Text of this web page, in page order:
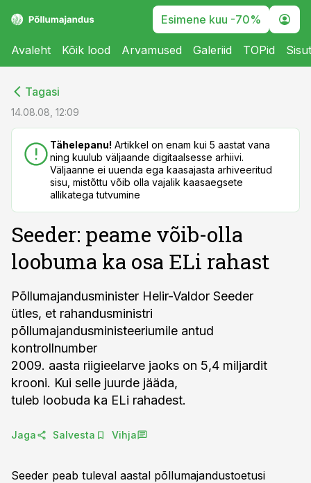
Esimene kuu -70%
Avaleht Kõik lood Arvamused Galeriid TOPid
Tagasi
14.08.08, 12:09
Tähelepanu! Artikkel on enam kui 5 aastat vana
ning kuulub väljaande digitaalsesse arhiivi.
Väljaanne ei uuenda ega kaasajasta arhiveeritud
sisu, mistõttu võib olla vajalik kaasaegsete
allikatega tutvumine
Seeder: peame võib-olla
loobuma ka osa ELi rahast
Põllumajandusminister Helir-Valdor Seeder
ütles, et rahandusministri
põllumajandusministeeriumile antud
kontrollnumber
2009. aasta riigieelarve jaoks on 5,4 miljardit
krooni. Kui selle juurde jääda,
tuleb loobuda ka ELi rahadest.
Jaga Salvesta Vihja
Seeder peab tuleval aastal põllumajandustoetusi